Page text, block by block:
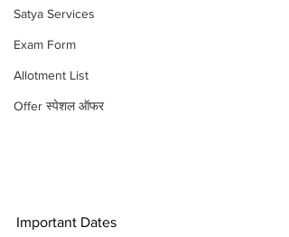
Satya Services
Exam Form
Allotment List
Offer स्पेशल ऑफर
Important Dates